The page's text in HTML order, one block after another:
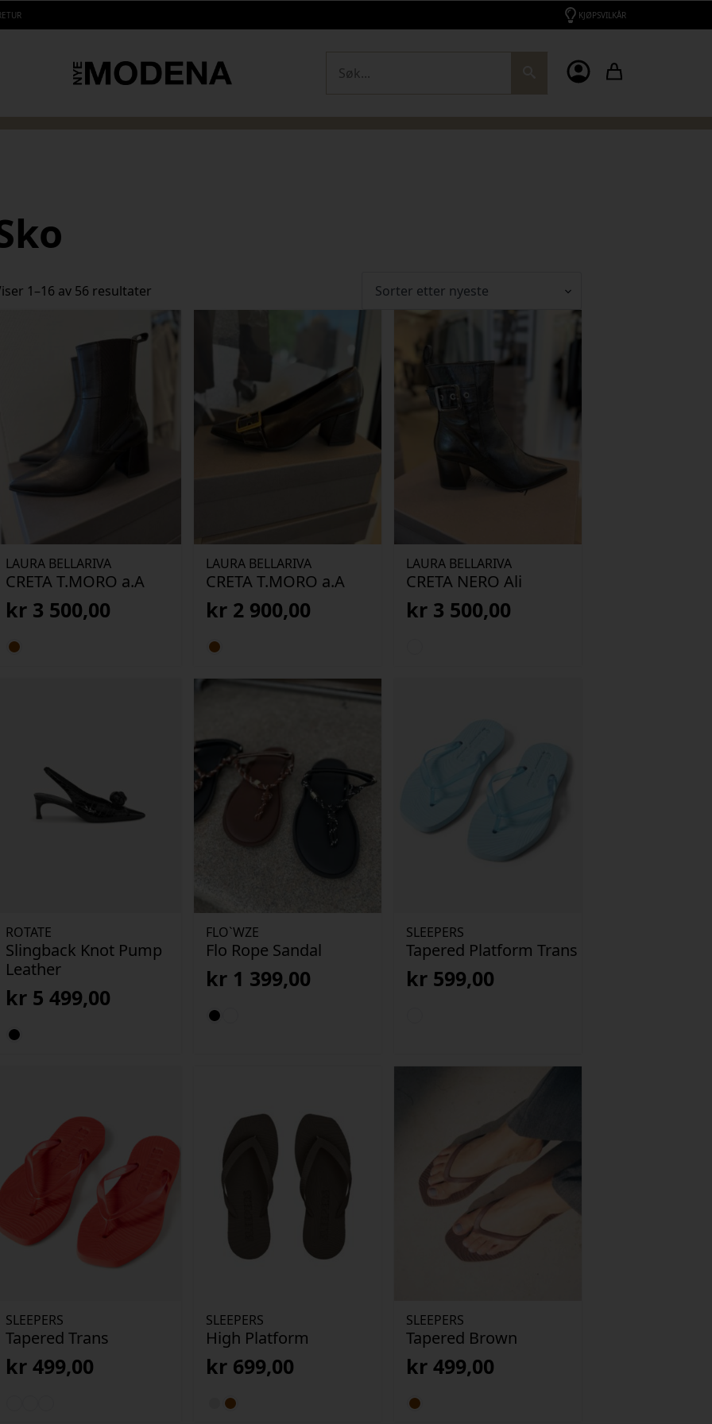
KJØPSVILKÅR
1–16 av 56 resultater
etter
siste
LAURA BELLARIVA
CRETA T.MORO a.A
kr 3 500,00
LAURA BELLARIVA
CRETA T.MORO a.A
kr 2 900,00
LAURA BELLARIVA
CRETA NERO Ali
kr 3 500,00
ROTATE
Slingback Knot Pump
Leather
kr 5 499,00
FLO`WZE
Flo Rope Sandal
kr 1 399,00
SLEEPERS
Tapered Platform Trans
kr 599,00
SLEEPERS
Tapered Trans
kr 499,00
SLEEPERS
High Platform
kr 699,00
SLEEPERS
Tapered Brown
kr 499,00